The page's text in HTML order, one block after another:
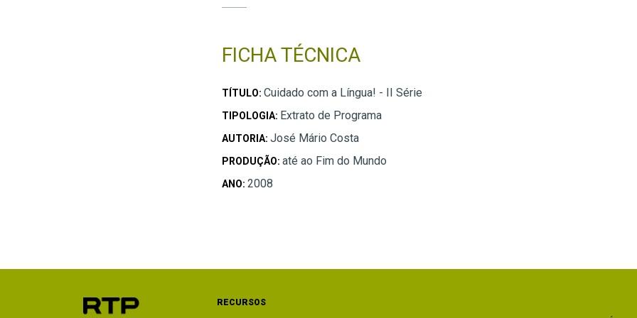
FICHA TÉCNICA
TÍTULO: Cuidado com a Língua! - II Série
TIPOLOGIA: Extrato de Programa
AUTORIA: José Mário Costa
PRODUÇÃO: até ao Fim do Mundo
ANO: 2008
RECURSOS